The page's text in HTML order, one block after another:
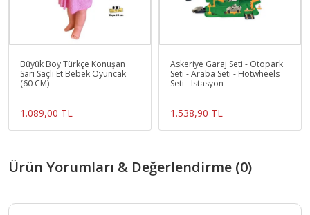
Büyük Boy Türkçe Konuşan
Sarı Saçlı Et Bebek Oyuncak
(60 CM)
1.089,00 TL
Askeriye Garaj Seti - Otopark
Seti - Araba Seti - Hotwheels
Seti - Istasyon
1.538,90 TL
Ürün Yorumları & Değerlendirme (0)